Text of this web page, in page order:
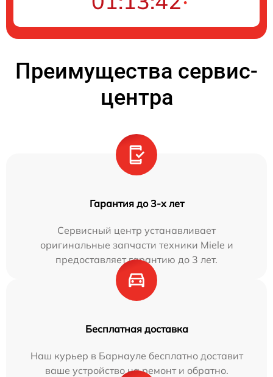
Преимущества сервис-
центра
Гарантия до 3-х лет
Сервисный центр устанавливает
оригинальные запчасти техники Miele и
предоставляет гарантию до 3 лет.
Бесплатная доставка
Наш курьер в Барнауле бесплатно доставит
ваше устройство на ремонт и обратно.